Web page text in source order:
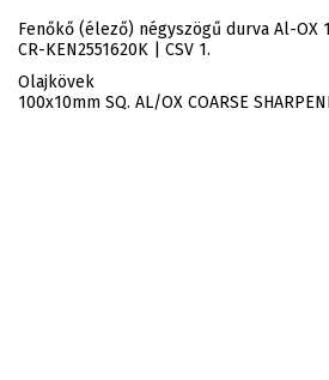
Fenőkő (élező) négyszögű durva Al-OX
CR-KEN2551620K | CSV 1.
Olajkövek
100x10mm SQ. AL/OX COARSE